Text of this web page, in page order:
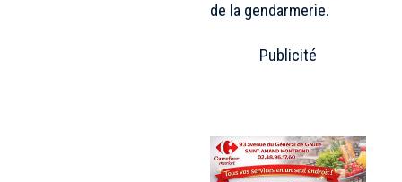
de la gendarmerie.
Publicité